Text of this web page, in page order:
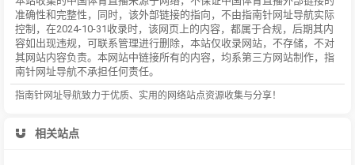
准确性和完整性，同时，该外部链接的指向，不由指南针网址导航实际
控制，在2024-10-31收录时，该网页上的内容，都属于合规，后期其内
容如出现违规，可联系管理进行删除，本站仅收录网站，不存储，不对
其网站内容负责。本网站中链接所有的内容，均系第三方网站制作，指
南针网址导航不承担任何责任。
指南针网址导航致力于优质、实用的网络站点资源收集与分享！
相关站点